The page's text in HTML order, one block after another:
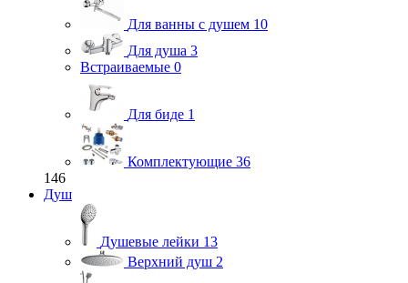
Для ванны с душем 10
Для душа 3
Встраиваемые 0
Для биде 1
Комплектующие 36
146
Душ
Душевые лейки 13
Верхний душ 2